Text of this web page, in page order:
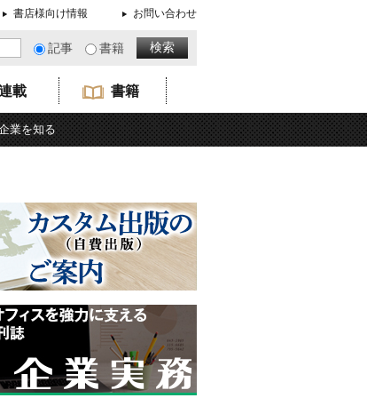
書店様向け情報 お問い合わせ
記事 書籍
業を知る
載 書籍